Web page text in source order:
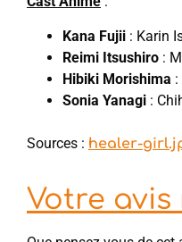
Kana Fujii : Karin
Reimi Itsushiro :
Hibiki Morishima
Sonia Yanagi :
Sources : healer-
Votre avis